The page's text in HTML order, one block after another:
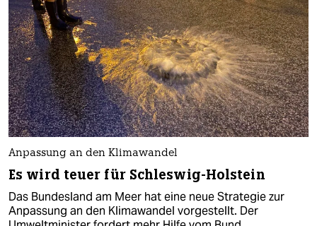
Anpassung an den Klimawandel
Es wird teuer für Schleswig-Holstein
Das Bundesland am Meer hat eine neue Strategie zur
Anpassung an den Klimawandel vorgestellt. Der